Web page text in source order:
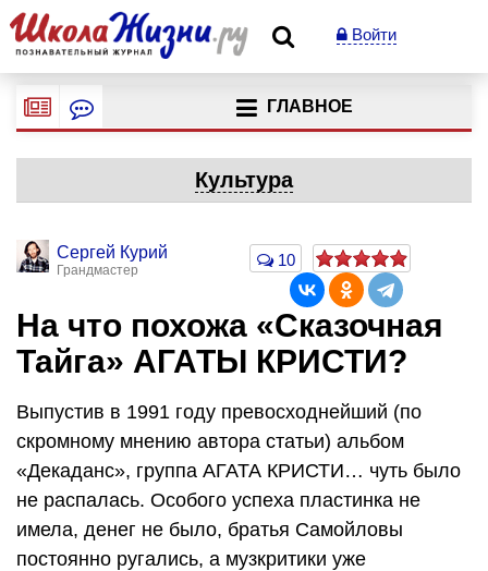
Войти
ГЛАВНОЕ
Культура
Сергей Курий
Грандмастер
10
На что похожа «Сказочная
Тайга» АГАТЫ КРИСТИ?
Выпустив в 1991 году превосходнейший (по
скромному мнению автора статьи) альбом
«Декаданс», группа АГАТА КРИСТИ… чуть было
не распалась. Особого успеха пластинка не
имела, денег не было, братья Самойловы
постоянно ругались, а музкритики уже